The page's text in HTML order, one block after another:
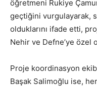
öğretmeni Rukiye
geçtiğini vurgulayarak,
olduklarını ifade etti,
Nehir ve Defne’ye özel
Proje koordinasyon
Başak Salimoğlu ise,